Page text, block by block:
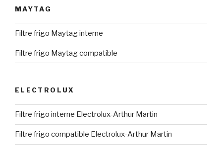
MAYTAG
Filtre frigo Maytag interne
Filtre frigo Maytag compatible
ELECTROLUX
Filtre frigo interne Electrolux-Arthur Martin
Filtre frigo compatible Electrolux-Arthur Martin